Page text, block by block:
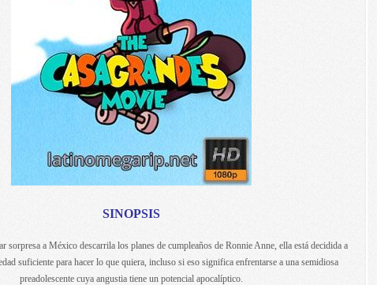
SINOPSIS
sorpresa a México descarrila los planes de cumpleaños de Ronnie Anne, ella está decidida a
suficiente para hacer lo que quiera, incluso si eso significa enfrentarse a una semidiosa
preadolescente cuya angustia tiene un potencial apocalíptico.